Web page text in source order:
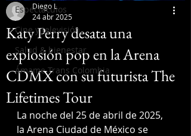
Espectáculos
Cine y televisión
Salud & bienestar
Ámame Trans Colombia
Katy Perry desata una
explosión pop en la Arena
CDMX con su futurista The
Lifetimes Tour
Diego L
24 abr 2025
La noche del 25 de abril de 2025,
la Arena Ciudad de México se